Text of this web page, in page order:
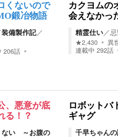
くないので
鍛冶物語
備製作記／
206話
カクヨムの
会えなかっ
精霊仕い／
★2,430
異
連載中 292話
、悪意が底
る！？
ない ～お腹の
ロボットバ
ギャグ
千早ちゃん